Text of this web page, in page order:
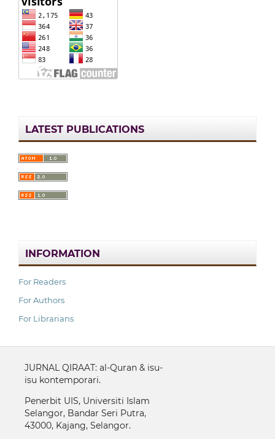
LATEST PUBLICATIONS
INFORMATION
For Readers
For Authors
For Librarians
JURNAL QIRAAT: al-Quran & isu-
isu kontemporari.
Penerbit UIS, Universiti Islam
Selangor, Bandar Seri Putra,
43000, Kajang, Selangor.